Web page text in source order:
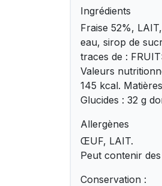
Ingrédients
Fraise 52%,
eau, sirop de
traces de :
Valeurs
145 kcal.
Glucides : 32 g
Allergènes
ŒUF, LAIT.
Peut contenir
Conservation :